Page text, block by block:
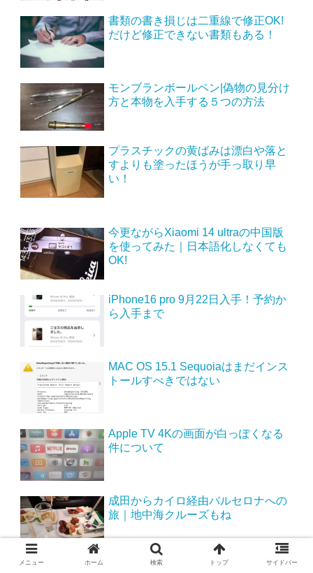
書類の書き損じは二重線で修正OK!
だけど修正できない書類もある！
モンブランボールペン|偽物の見分け
方と本物を入手する５つの方法
プラスチックの黄ばみは漂白や落と
すよりも塗ったほうが手っ取り早
い！
今更ながらXiaomi 14 ultraの中国版
を使ってみた｜日本語化しなくても
OK!
iPhone16 pro 9月22日入手！予約か
ら入手まで
MAC OS 15.1 Sequoiaはまだインス
トールすべきではない
Apple TV 4Kの画面が白っぽくなる
件について
成田からカイロ経由バルセロナへの
旅｜地中海クルーズもね
メニュー ホーム 検索 トップ サイドバー